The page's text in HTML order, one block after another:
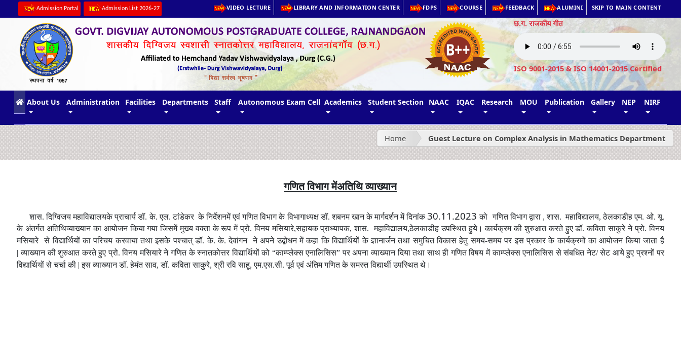
Admission Portal Admission List 2026-27 VIDEO LECTURE LIBRARY AND INFORMATION CENTER FDPS COURSE FEEDBACK ALUMINI SKIP TO MAIN CONTENT
छ.ग. राजकीय गीत
ISO 9001-2015 & ISO 14001-2015 Certified
(current)
About Us Administration Facilities Departments Staff Autonomous Exam Cell Academics Student Section NAAC IQAC Research MOU Publication Gallery NEP NIRF
Home Guest Lecture on Complex Analysis in Mathematics Department
गणित विभाग मेंअतिथि व्याख्यान
शास.दिग्विजय महाविद्यालयके प्राचार्य डॉ. के. एल. टांडेकर के निर्देशनमें एवं गणित विभाग के विभागाध्यक्ष डॉ.शबनम खान के मार्गदर्शन में दिनांक30.11.2023 को गणित विभाग द्वारा , शास.महाविद्यालय, ठेलकाडीह एम. ओ. यू.
के अंतर्गत अतिथिव्याख्यान का आयोजन किया गया जिसमें मुख्य वक्ता के रूप में प्रो. विनय मसियारे,सहायक प्राध्यापक, शास.महाविद्यालय,ठेलकाडीह उपस्थित हुये।कार्यक्रम की शुरुआत करते हुए डॉ. कविता साकुरे ने प्रो. विनय
मसियारे से विद्यार्थियों का परिचय करवाया तथा इसके पश्चात् डॉ. के. के. देवांगन ने अपने उद्बोधन में कहा कि विद्यार्थियों के ज्ञानार्जन तथा समुचित विकास हेतु समय-समय पर इस प्रकार के कार्यक्रमों का आयोजन किया जाता है
|व्याख्यान की शुरुआत करते हुए प्रो. विनय मसियारे ने गणित के स्नातकोत्तर विद्यार्थियों को “काम्प्लेक्स एनालिसिस” पर अपना व्याख्यान दिया तथा साथ ही गणित विषय में काम्प्लेक्स एनालिसिस से संबधित नेट/ सेट आये हुए प्रश्नों पर
विद्यार्थियों से चर्चा की |इस व्याख्यान डॉ. हेमंत साव, डॉ. कविता साकुरे, श्री रवि साहू, एम.एस.सी.पूर्व एवं अंतिम गणित के समस्त विद्यार्थी उपस्थित थे।